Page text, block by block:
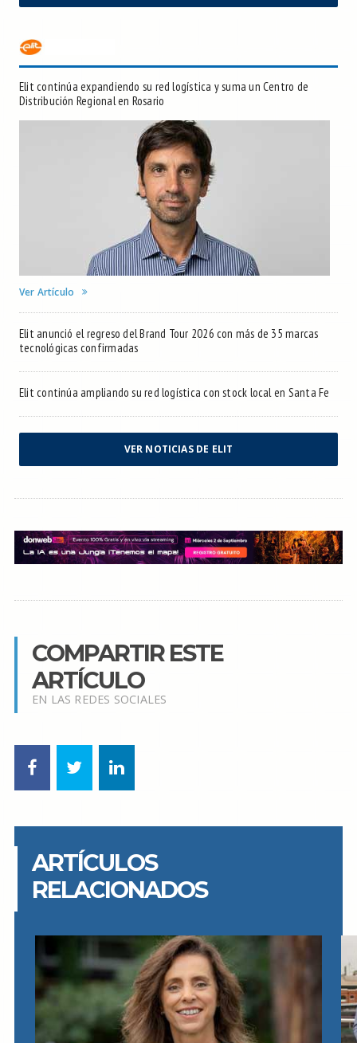
Elit continúa expandiendo su red logística y suma un Centro de
Distribución Regional en Rosario
Ver Artículo
Elit anunció el regreso del Brand Tour 2026 con más de 35 marcas
tecnológicas confirmadas
Elit continúa ampliando su red logística con stock local en Santa Fe
VER NOTICIAS DE ELIT
COMPARTIR ESTE
ARTÍCULO
EN LAS REDES SOCIALES
ARTÍCULOS
RELACIONADOS